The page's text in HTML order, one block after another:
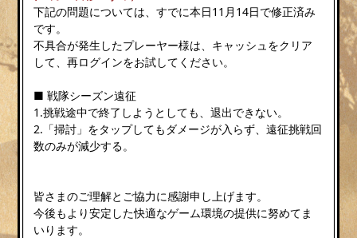
下記の問題については、すでに本日11月14日で修正済み
です。
不具合が発生したプレーヤー様は、キャッシュをクリア
して、再ログインをお試してください。
■ 戦隊シーズン遠征
1.挑戦途中で終了しようとしても、退出できない。
2.「掃討」をタップしてもダメージが入らず、遠征挑戦回
数のみが減少する。
皆さまのご理解とご協力に感謝申し上げます。
今後もより安定した快適なゲーム環境の提供に努めてま
いります。